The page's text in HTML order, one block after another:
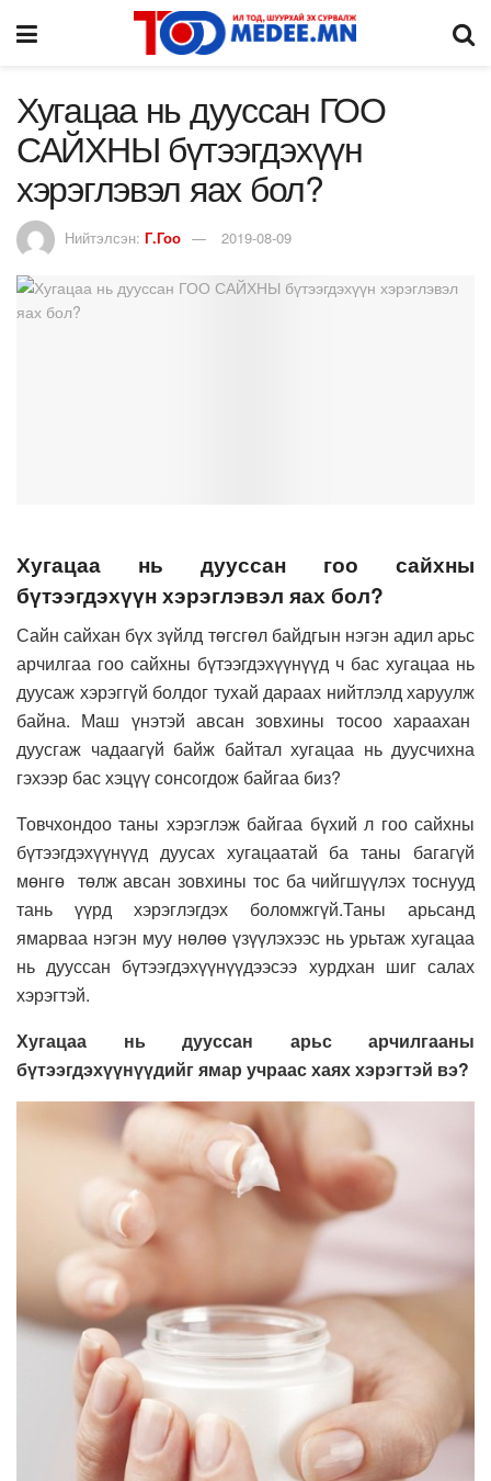
Хугацаа нь дууссан ГОО
САЙХНЫ бүтээгдэхүүн
хэрэглэвэл яах бол?
Нийтэлсэн: Г.Гоо 2019-08-09
Хугацаа нь дууссан гоо сайхны
бүтээгдэхүүн хэрэглэвэл яах бол?
Сайн сайхан бүх зүйлд төгсгөл байдгын нэгэн адил арьс
арчилгаа гоо сайхны бүтээгдэхүүнүүд ч бас хугацаа нь
дуусаж хэрэггүй болдог тухай дараах нийтлэлд харуулж
байна. Маш үнэтэй авсан зовхины тосоо хараахан
дуусгаж чадаагүй байж байтал хугацаа нь дуусчихна
гэхээр бас хэцүү сонсогдож байгаа биз?
Товчхондоо таны хэрэглэж байгаа бүхий л гоо сайхны
бүтээгдэхүүнүүд дуусах хугацаатай ба таны багагүй
мөнгө төлж авсан зовхины тос ба чийгшүүлэх тоснууд
тань үүрд хэрэглэгдэх боломжгүй.Таны арьсанд
ямарваа нэгэн муу нөлөө үзүүлэхээс нь урьтаж хугацаа
нь дууссан бүтээгдэхүүнүүдээсээ хурдхан шиг салах
хэрэгтэй.
Хугацаа нь дууссан арьс арчилгааны
бүтээгдэхүүнүүдийг ямар учраас хаях хэрэгтэй вэ?